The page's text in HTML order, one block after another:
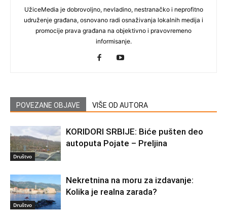
UžiceMedia je dobrovoljno, nevladino, nestranačko i neprofitno
udruženje građana, osnovano radi osnaživanja lokalnih medija i
promocije prava građana na objektivno i pravovremeno
informisanje.
POVEZANE OBJAVE VIŠE OD AUTORA
Društvo
KORIDORI SRBIJE: Biće pušten deo
autoputa Pojate – Preljina
Društvo
Nekretnina na moru za izdavanje:
Kolika je realna zarada?